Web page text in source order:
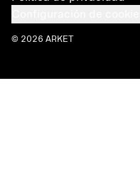
© 2026 ARKET